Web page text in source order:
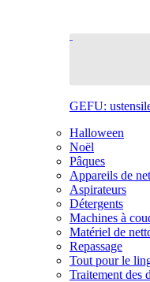
GEFU:
Halloween
Noël
Pâques
Appareils de
Aspirateurs
Détergents
Machines à
Matériel de
Repassage
Tout pour le
Traitement des